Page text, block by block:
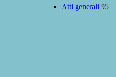
Atti generali 95